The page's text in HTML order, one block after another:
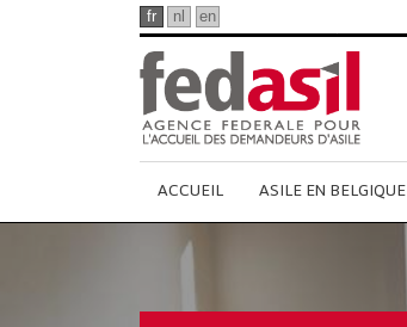
fr nl en
Main
French
Menu
ACCUEIL ASILE EN BELGIQUE